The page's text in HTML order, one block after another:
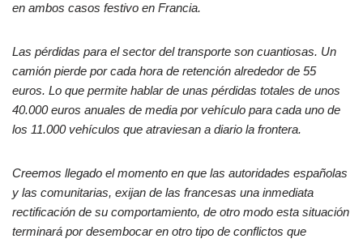
en ambos casos festivo en Francia.
Las pérdidas para el sector del transporte son cuantiosas. Un
camión pierde por cada hora de retención alrededor de 55
euros. Lo que permite hablar de unas pérdidas totales de unos
40.000 euros anuales de media por vehículo para cada uno de
los 11.000 vehículos que atraviesan a diario la frontera.
Creemos llegado el momento en que las autoridades españolas
y las comunitarias, exijan de las francesas una inmediata
rectificación de su comportamiento, de otro modo esta situación
terminará por desembocar en otro tipo de conflictos que